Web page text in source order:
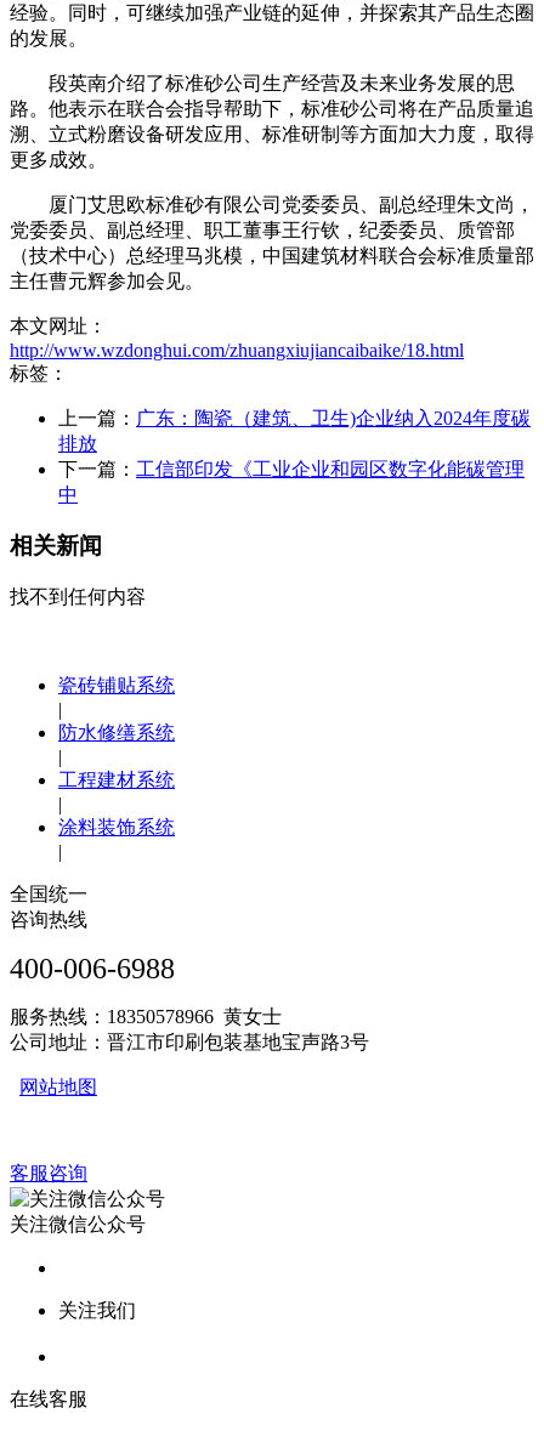
经验。同时，可继续加强产业链的延伸，并探索其产品生态圈
的发展。
段英南介绍了标准砂公司生产经营及未来业务发展的思
路。他表示在联合会指导帮助下，标准砂公司将在产品质量追
溯、立式粉磨设备研发应用、标准研制等方面加大力度，取得
更多成效。
厦门艾思欧标准砂有限公司党委委员、副总经理朱文尚，
党委委员、副总经理、职工董事王行钦，纪委委员、质管部
（技术中心）总经理马兆模，中国建筑材料联合会标准质量部
主任曹元辉参加会见。
本文网址：
http://www.wzdonghui.com/zhuangxiujiancaibaike/18.html
标签：
上一篇： 广东：陶瓷（建筑、卫生)企业纳入2024年度碳
排放
下一篇： 工信部印发《工业企业和园区数字化能碳管理
中
相关新闻
找不到任何内容
瓷砖铺贴系统
|
防水修缮系统
|
工程建材系统
|
涂料装饰系统
|
全国统一
咨询热线
400-006-6988
服务热线：18350578966 黄女士
公司地址：晋江市印刷包装基地宝声路3号
网站地图
客服咨询
关注微信公众号
关注我们
在线客服